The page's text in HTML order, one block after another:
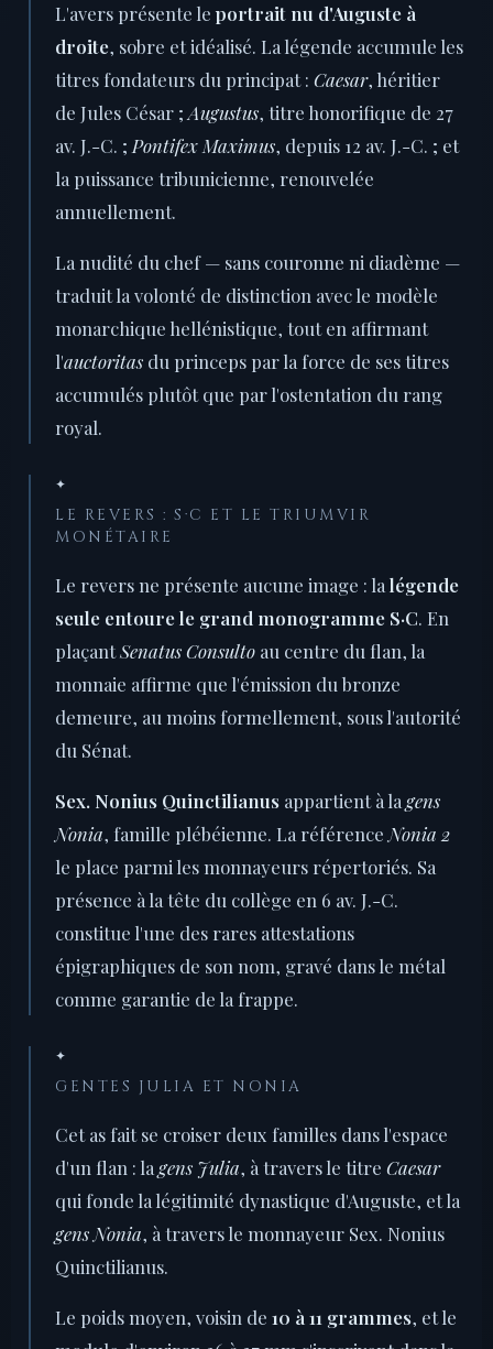
L'avers présente le portrait nu d'Auguste à
droite, sobre et idéalisé. La légende accumule les
titres fondateurs du principat : Caesar, héritier
de Jules César ; Augustus, titre honorifique de 27
av. J.-C. ; Pontifex Maximus, depuis 12 av. J.-C. ; et
la puissance tribunicienne, renouvelée
annuellement.
La nudité du chef — sans couronne ni diadème —
traduit la volonté de distinction avec le modèle
monarchique hellénistique, tout en affirmant
l'auctoritas du princeps par la force de ses titres
accumulés plutôt que par l'ostentation du rang
royal.
✦
LE REVERS : S·C ET LE TRIUMVIR
MONÉTAIRE
Le revers ne présente aucune image : la légende
seule entoure le grand monogramme S·C. En
plaçantSenatus Consulto au centre du flan, la
monnaie affirme que l'émission du bronze
demeure, au moins formellement, sous l'autorité
du Sénat.
Sex. Nonius Quinctilianus appartient à la gens
Nonia, famille plébéienne. La référence Nonia 2
le place parmi les monnayeurs répertoriés. Sa
présence à la tête du collège en 6 av. J.-C.
constitue l'une des rares attestations
épigraphiques de son nom, gravé dans le métal
comme garantie de la frappe.
✦
GENTES JULIA ET NONIA
Cet as fait se croiser deux familles dans l'espace
d'un flan : la gens Julia, à travers le titre Caesar
qui fonde la légitimité dynastique d'Auguste, et la
gens Nonia, à travers le monnayeur Sex. Nonius
Quinctilianus.
Le poids moyen, voisin de 10 à 11 grammes, et le